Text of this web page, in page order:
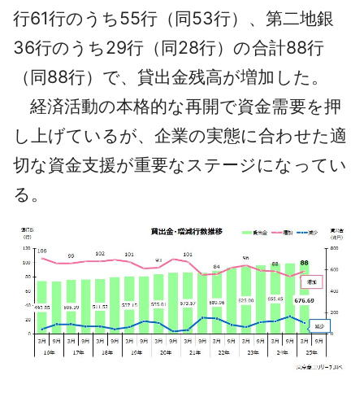
行61行のうち55行（同53行）、第二地銀
36行のうち29行（同28行）の合計88行
（同88行）で、貸出金残高が増加した。
経済活動の本格的な再開で資金需要を押
し上げているが、企業の実態に合わせた適
切な資金支援が重要なステージになってい
る。